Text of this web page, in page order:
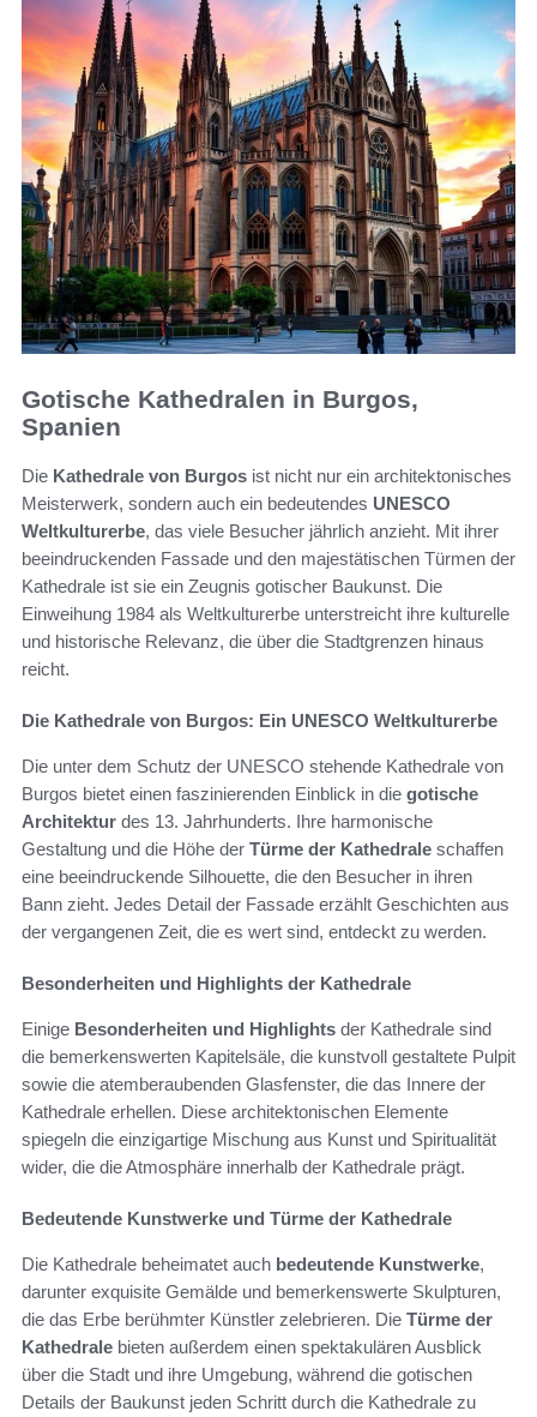
Gotische Kathedralen in Burgos,
Spanien
Die Kathedrale von Burgos ist nicht nur ein architektonisches
Meisterwerk, sondern auch ein bedeutendes UNESCO
Weltkulturerbe, das viele Besucher jährlich anzieht. Mit ihrer
beeindruckenden Fassade und den majestätischen Türmen der
Kathedrale ist sie ein Zeugnis gotischer Baukunst. Die
Einweihung 1984 als Weltkulturerbe unterstreicht ihre kulturelle
und historische Relevanz, die über die Stadtgrenzen hinaus
reicht.
Die Kathedrale von Burgos: Ein UNESCO Weltkulturerbe
Die unter dem Schutz der UNESCO stehende Kathedrale von
Burgos bietet einen faszinierenden Einblick in die gotische
Architektur des 13. Jahrhunderts. Ihre harmonische
Gestaltung und die Höhe der Türme der Kathedrale schaffen
eine beeindruckende Silhouette, die den Besucher in ihren
Bann zieht. Jedes Detail der Fassade erzählt Geschichten aus
der vergangenen Zeit, die es wert sind, entdeckt zu werden.
Besonderheiten und Highlights der Kathedrale
Einige Besonderheiten und Highlights der Kathedrale sind
die bemerkenswerten Kapitelsäle, die kunstvoll gestaltete Pulpit
sowie die atemberaubenden Glasfenster, die das Innere der
Kathedrale erhellen. Diese architektonischen Elemente
spiegeln die einzigartige Mischung aus Kunst und Spiritualität
wider, die die Atmosphäre innerhalb der Kathedrale prägt.
Bedeutende Kunstwerke und Türme der Kathedrale
Die Kathedrale beheimatet auch bedeutende Kunstwerke,
darunter exquisite Gemälde und bemerkenswerte Skulpturen,
die das Erbe berühmter Künstler zelebrieren. Die Türme der
Kathedrale bieten außerdem einen spektakulären Ausblick
über die Stadt und ihre Umgebung, während die gotischen
Details der Baukunst jeden Schritt durch die Kathedrale zu